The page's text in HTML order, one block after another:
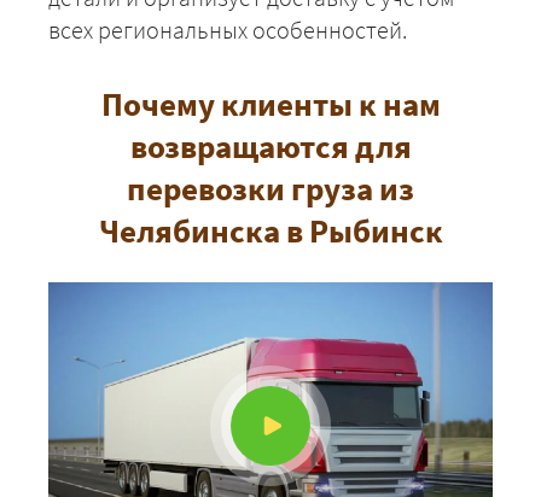
всех региональных особенностей.
Почему клиенты к нам
возвращаются для
перевозки груза из
Челябинска в Рыбинск